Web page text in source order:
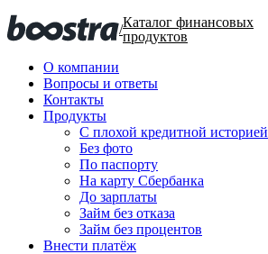
/Каталог финансовых
продуктов
О компании
Вопросы и ответы
Контакты
Продукты
C плохой кредитной историей
Без фото
По паспорту
На карту Сбербанка
До зарплаты
Займ без отказа
Займ без процентов
Внести платёж